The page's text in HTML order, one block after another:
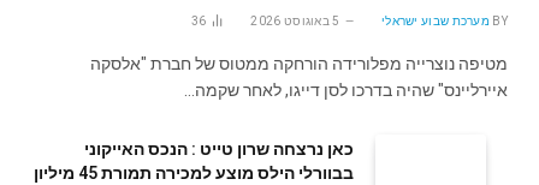
BY מערכת שבוע ישראלי 5 באוגוסט 2026 36
מטיפה נוצרייה מפלורידה הורחקה ממטוס של חברת "אלסקה
איירליינס" שהיה בדרכו לסן דייגו, לאחר שקמה…